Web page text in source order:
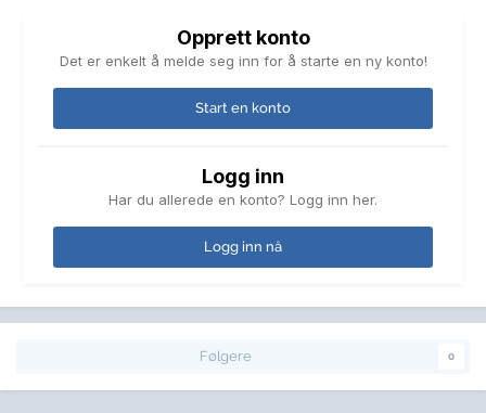
Opprett konto
Det er enkelt å melde seg inn for å starte en ny konto!
Start en konto
Logg inn
Har du allerede en konto? Logg inn her.
Logg inn nå
Følgere 0